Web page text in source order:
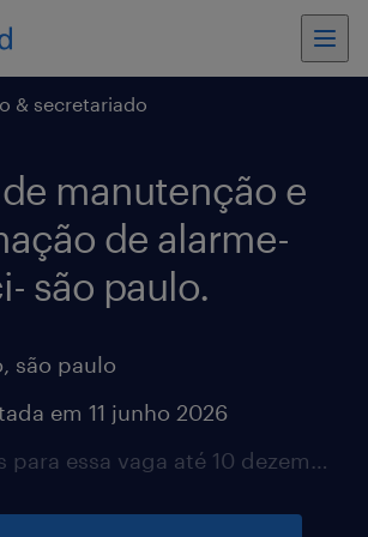
& secretariado
manutenção e
de alarme-
são paulo.
são paulo
em 11 junho 2026
inscrições para essa vaga até 10 dezembro 2026